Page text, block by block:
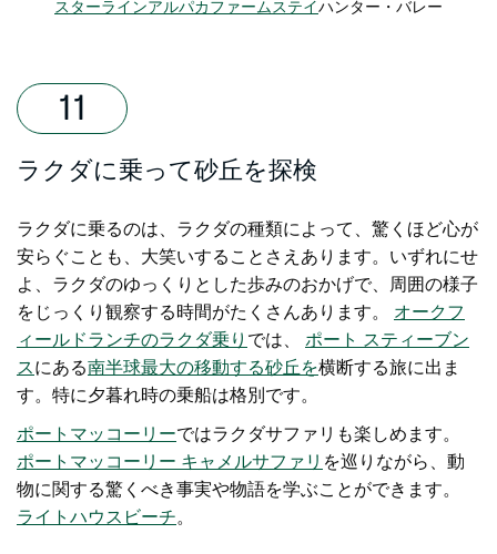
スターラインアルパカファームステイ ハンター・バレー
ラクダに乗って砂丘を探検
ラクダに乗るのは、ラクダの種類によって、驚くほど心が
安らぐことも、大笑いすることさえあります。いずれにせ
よ、ラクダのゆっくりとした歩みのおかげで、周囲の様子
をじっくり観察する時間がたくさんあります。
オークフ
ィールドランチのラクダ乗り では、 ポート スティーブン
スにある南半球最大の移動する砂丘を横断する旅に出ま
す。特に夕暮れ時の乗船は格別です。
ポートマッコーリーではラクダサファリも楽しめます。
ポートマッコーリー キャメルサファリ を巡りながら、動
物に関する驚くべき事実や物語を学ぶことができます。
ライトハウスビーチ。